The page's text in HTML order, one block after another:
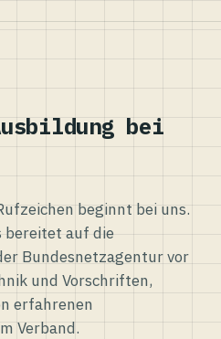
bei
beginnt bei uns.
bereitet auf die
Bundesnetzagentur vor
und Vorschriften,
erfahrenen
Verband.